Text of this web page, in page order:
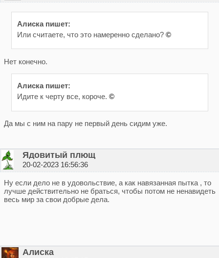
Алиска пишет:
Или считаете, что это намеренно сделано? ©
Нет конечно.
Алиска пишет:
Идите к черту все, короче. ©
Да мы с ним на пару не первый день сидим уже.
Ядовитый плющ
20-02-2023 16:56:36
Ну если дело не в удовольствие, а как навязанная пытка , то
лучше действительно не браться, чтобы потом не ненавидеть
весь мир за свои добрые дела.
Алиска